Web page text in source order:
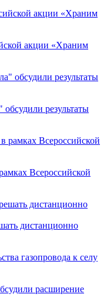
акции «Храним
результаты
Всероссийской
дистанционно
газопровода к селу